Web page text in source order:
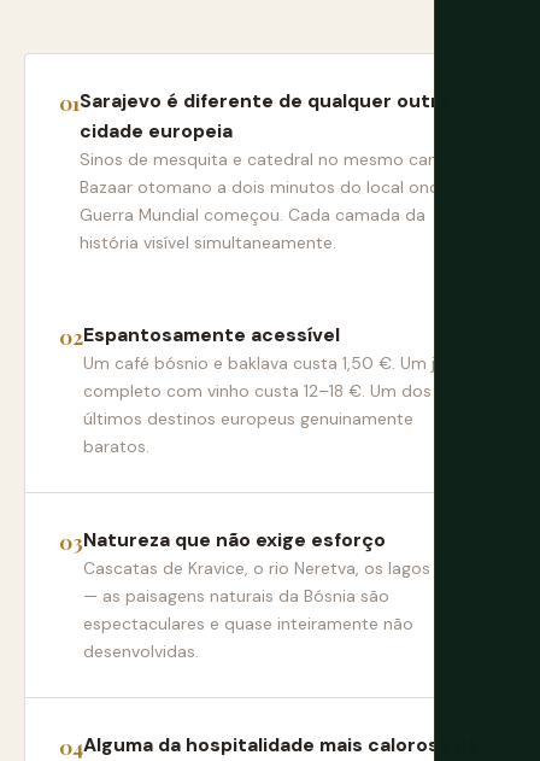
Sarajevo é diferente de qualquer outra
cidade europeia
Sinos de mesquita e catedral no mesmo canto.
Bazaar otomano a dois minutos do local onde a I
Guerra Mundial começou. Cada camada da
história visível simultaneamente.
Espantosamente acessível
Um café bósnio e baklava custa 1,50 €. Um jantar
completo com vinho custa 12–18 €. Um dos
últimos destinos europeus genuinamente
baratos.
Natureza que não exige esforço
Cascatas de Kravice, o rio Neretva, os lagos Pliva
— as paisagens naturais da Bósnia são
espectaculares e quase inteiramente não
desenvolvidas.
Alguma da hospitalidade mais calorosa da